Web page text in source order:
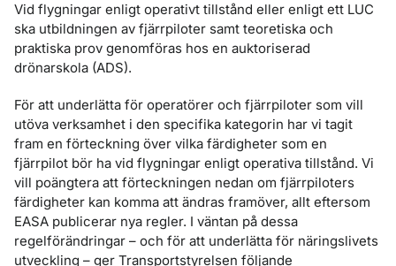
Vid flygningar enligt operativt tillstånd eller enligt ett LUC
ska utbildningen av fjärrpiloter samt teoretiska och
praktiska prov genomföras hos en auktoriserad
drönarskola (ADS).
För att underlätta för operatörer och fjärrpiloter som vill
utöva verksamhet i den specifika kategorin har vi tagit
fram en förteckning över vilka färdigheter som en
fjärrpilot bör ha vid flygningar enligt operativa tillstånd. Vi
vill poängtera att förteckningen nedan om fjärrpiloters
färdigheter kan komma att ändras framöver, allt eftersom
EASA publicerar nya regler. I väntan på dessa
regelförändringar – och för att underlätta för näringslivets
utveckling – ger Transportstyrelsen följande